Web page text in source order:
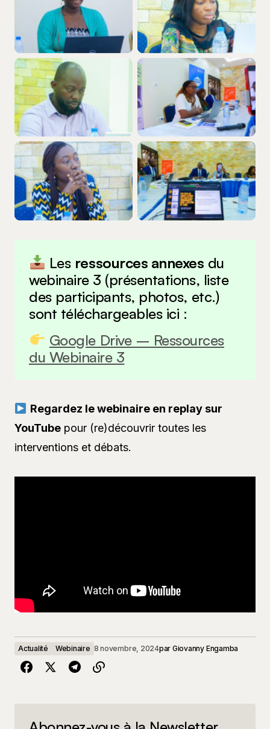
Les ressources annexes du
webinaire 3 (présentations, liste
des participants, photos, etc.)
sont téléchargeables ici :
Google Drive – Ressources
du Webinaire 3
Regardez le webinaire en replay sur
YouTube pour (re)découvrir toutes les
interventions et débats.
Actualité Webinaire 8 novembre, 2024par Giovanny Engamba